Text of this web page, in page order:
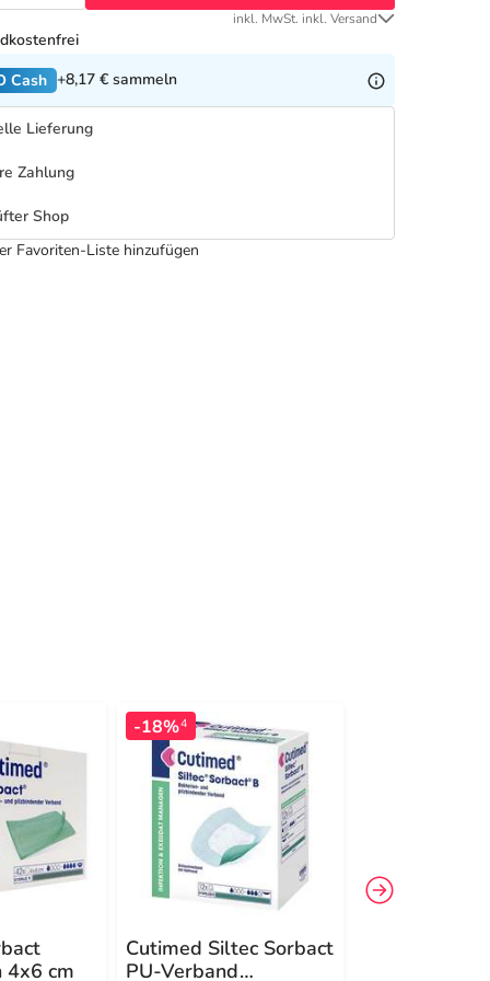
inkl. MwSt. inkl. Versand
Cash +8,17 € sammeln
Lieferung
Zahlung
Shop
Favoriten-Liste hinzufügen
4x6 cm
-18%4
Cutimed Siltec Sorbact
PU-Verband